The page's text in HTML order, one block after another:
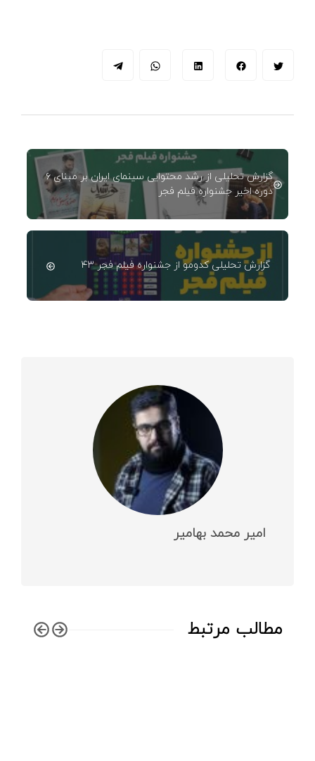
گزارش تحلیلی از رشد محتوایی سینمای ایران بر مبنای ۶
دوره اخیر جشنواره فیلم فجر
گزارش تحلیلی کدومو از جشنواره فیلم فجر ۴۳
امیر محمد بهامیر
مطالب مرتبط